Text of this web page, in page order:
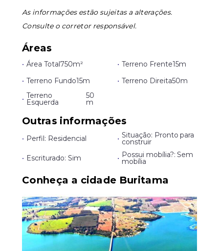
As informações estão sujeitas a alterações.
Consulte o corretor responsável.
Áreas
• Área Total750m² • Terreno Frente15m
• Terreno Fundo15m • Terreno Direita50m
• Terreno
Esquerda
50
m
Outras informações
• Perfil: Residencial • Situação: Pronto para
construir
• Escriturado: Sim • Possui mobília?: Sem
mobília
Conheça a cidade Buritama